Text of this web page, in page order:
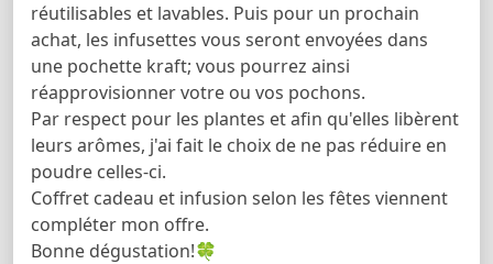
réutilisables et lavables. Puis pour un prochain
achat, les infusettes vous seront envoyées dans
une pochette kraft; vous pourrez ainsi
réapprovisionner votre ou vos pochons.
Par respect pour les plantes et afin qu'elles libèrent
leurs arômes, j'ai fait le choix de ne pas réduire en
poudre celles-ci.
Coffret cadeau et infusion selon les fêtes viennent
compléter mon offre.
Bonne dégustation!🍀